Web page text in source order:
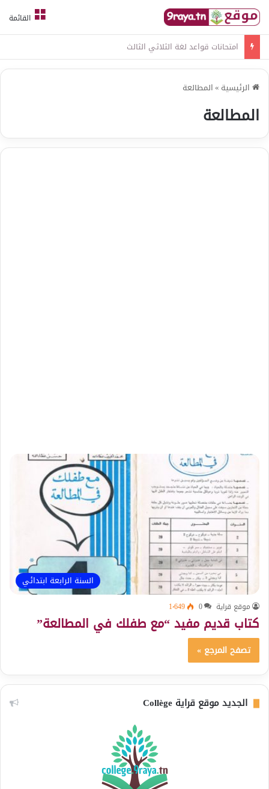
القائمة
امتحانات قواعد لغة الثلاثي الثالث
الرئيسية »المطالعة
المطالعة
السنة الرابعة ابتدائي
موقع قراية 0 1٬649
كتاب قديم مفيد “مع طفلك في المطالعة”
تصفح المرجع »
الجديد موقع قراية Collège